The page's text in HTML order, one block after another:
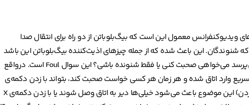
معمول این است که بیگ‌بلوباتن از دو راه برای انتقال صدا
که شنوندگان. این باعث شده که از جمله چیزهای اذیت‌کننده بیگ‌بلوباتن این باشد
که وقتی یک نفر می‌خواهد وارد اتاق مجازی شود، از او می‌پرسد می‌خواهی صحبت کنی یا فقط شنونده باشی؟ این سوال Foul است. درواقع
وارد اتاق شده و هر زمان هر کسی خواست صحبت کند، بتواند با زدن دکمه‌ی
Unmute صحبت کند. (البته بعد از داشتن اجازه‌ی صحبت کردن) این موضوع باعث می‌شود خیلی‌‌ها دیر به اتاق وصل شوند یا با زدن دکمه‌ی X